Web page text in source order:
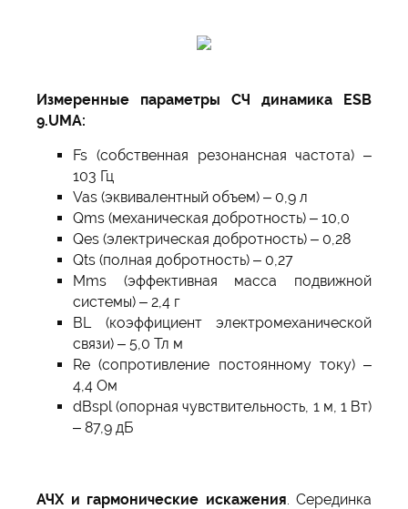
Измеренные параметры СЧ динамика ESB
9.UMA:
Fs (собственная резонансная частота) –
103 Гц
Vas (эквивалентный объем) – 0,9 л
Qms (механическая добротность) – 10,0
Qes (электрическая добротность) – 0,28
Qts (полная добротность) – 0,27
Mms (эффективная масса подвижной
системы) – 2,4 г
BL (коэффициент электромеханической
связи) – 5,0 Тл м
Re (сопротивление постоянному току) –
4,4 Ом
dBspl (опорная чувствительность, 1 м, 1 Вт)
– 87,9 дБ
АЧХ и гармонические искажения . Серединка